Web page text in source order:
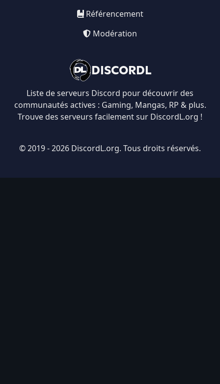
DISCORDL
Liste de serveurs Discord pour découvrir des
communautés actives : Gaming, Mangas, RP & plus.
Trouve des serveurs facilement sur DiscordL.org !
Référencement
Modération
© 2019 - 2026 DiscordL.org. Tous droits réservés.